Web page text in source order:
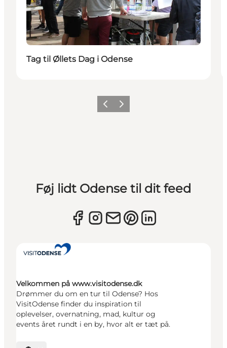
Tag til Øllets Dag i Odense
ForrigeNæste
Føj lidt Odense til dit feed
Velkommen på www.visitodense.dk
Drømmer du om en tur til Odense? Hos
VisitOdense finder du inspiration til
oplevelser, overnatning, mad, kultur og
events året rundt i en by, hvor alt er tæt på.